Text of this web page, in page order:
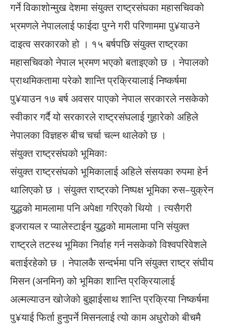
गर्ने विकाशोन्मुख देशमा संयुक्त राष्ट्रसंघका महासचिवको
भ्रमणले नेपाललाई फाईदा पुग्ने गरी परिणाममा पु¥याउने
दाइत्व सरकारको हो । १५ बर्षपछि संयुक्त राष्ट्रका
महासचिवको नेपाल भ्रमण भएको बताइएको छ । नेपालको
प्राथमिकतामा परेको शान्ति प्रक्रियालाई निष्कर्षमा
पु¥याउन १७ बर्ष अवसर पाएको नेपाल सरकारले नसकेको
स्वीकार गर्दै यो सरकारले राष्ट्रसंघलाई गुहारेको अहिले
नेपालका विज्ञहरु बीच चर्चा चल्न थालेको छ ।
संयुक्त राष्ट्रसंघको भूमिकाः
संयुक्त राष्ट्रसंघको भूमिकालाई अहिले संसयका रुपमा हेर्न
थालिएको छ । संयुक्त राष्ट्रको निष्पक्ष भूमिका रुस–युक्रेन
युद्धको मामलामा पनि अपेक्षा गरिएको थियो । त्यसैगरी
इजरायल र प्यालेस्टाईन युद्धको मामलामा पनि संयुक्त
राष्ट्रले तटस्थ भूमिका निर्वाह गर्न नसकेको विश्वपरिवेशले
बताईरहेको छ । नेपालकै सन्दर्भमा पनि संयुक्त राष्ट्र संघीय
मिसन (अनमिन) को भूमिका शान्ति प्रक्रियालाई
अल्मल्याउन खोजेको बुझाईसाथ शान्ति प्रक्रिया निष्कर्षमा
पु¥याई फिर्ता हुनुपर्ने मिसनलाई त्यो काम अधुरोको बीचमै